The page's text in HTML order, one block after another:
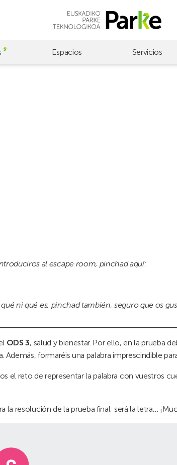
Espacios Servicios
al escape room, pinchad aquí:
ni qué es, pinchad también, seguro que os
ODS 3, salud y bienestar. Por ello, en la prueba
formaréis una palabra imprescindible
el reto de representar la palabra con vuestros
resolución de la prueba final, será la letra…